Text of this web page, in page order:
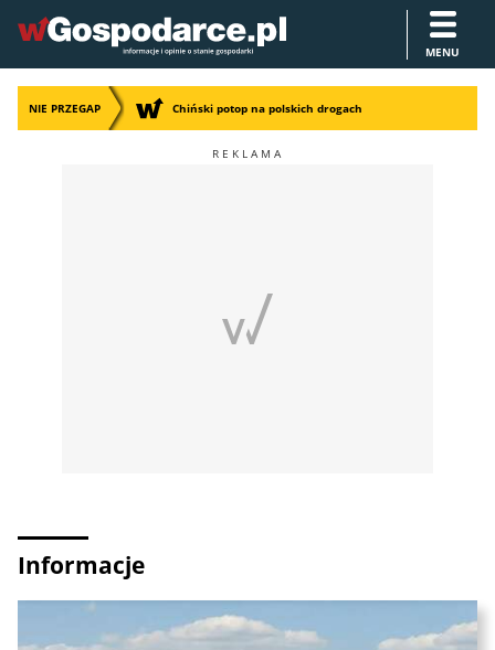
MENU
NIE PRZEGAP Chiński potop na polskich drogach
Informacje